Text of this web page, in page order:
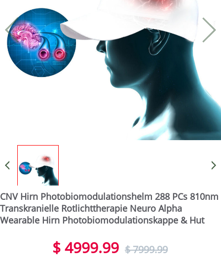
CNV Hirn Photobiomodulationshelm 288 PCs 810nm
Transkranielle Rotlichttherapie Neuro Alpha
Wearable Hirn Photobiomodulationskappe & Hut
$ 4999.99 $ 7999.99